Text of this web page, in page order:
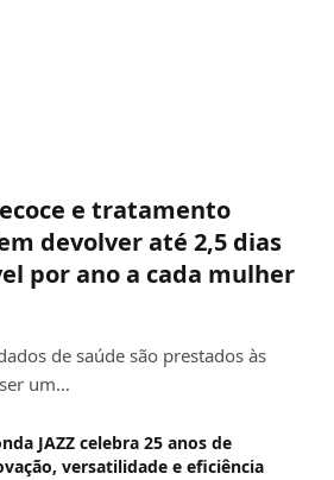
e tratamento
devolver até 2,5 dias
por ano a cada mulher
de saúde são prestados às
um…
JAZZ celebra 25 anos de
versatilidade e eficiência